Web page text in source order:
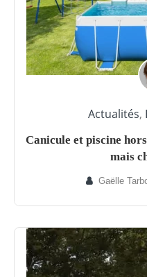
Actualités,
Canicule et piscine
mais
Gaëlle